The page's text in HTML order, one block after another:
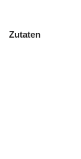
Zutaten